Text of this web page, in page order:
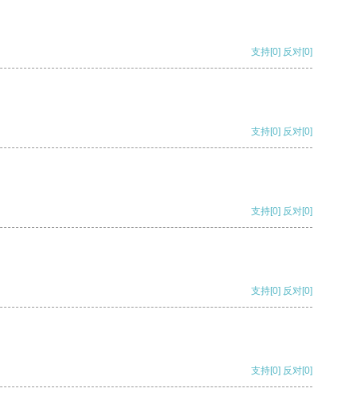
支持[0] 反对[0]
支持[0] 反对[0]
支持[0] 反对[0]
支持[0] 反对[0]
支持[0] 反对[0]